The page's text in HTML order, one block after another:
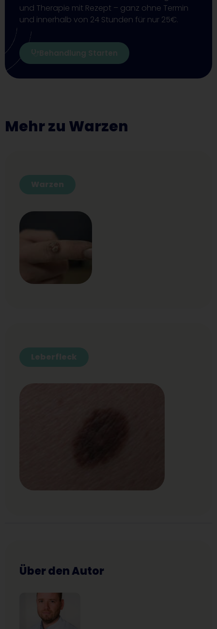
und Therapie mit Rezept – ganz ohne Termin
und innerhalb von 24 Stunden für nur 25€.
Behandlung Starten
Mehr zu Warzen
Warzen
Leberfleck
Über den Autor